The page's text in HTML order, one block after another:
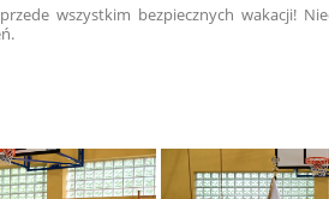
wszystkim bezpiecznych wakacji!